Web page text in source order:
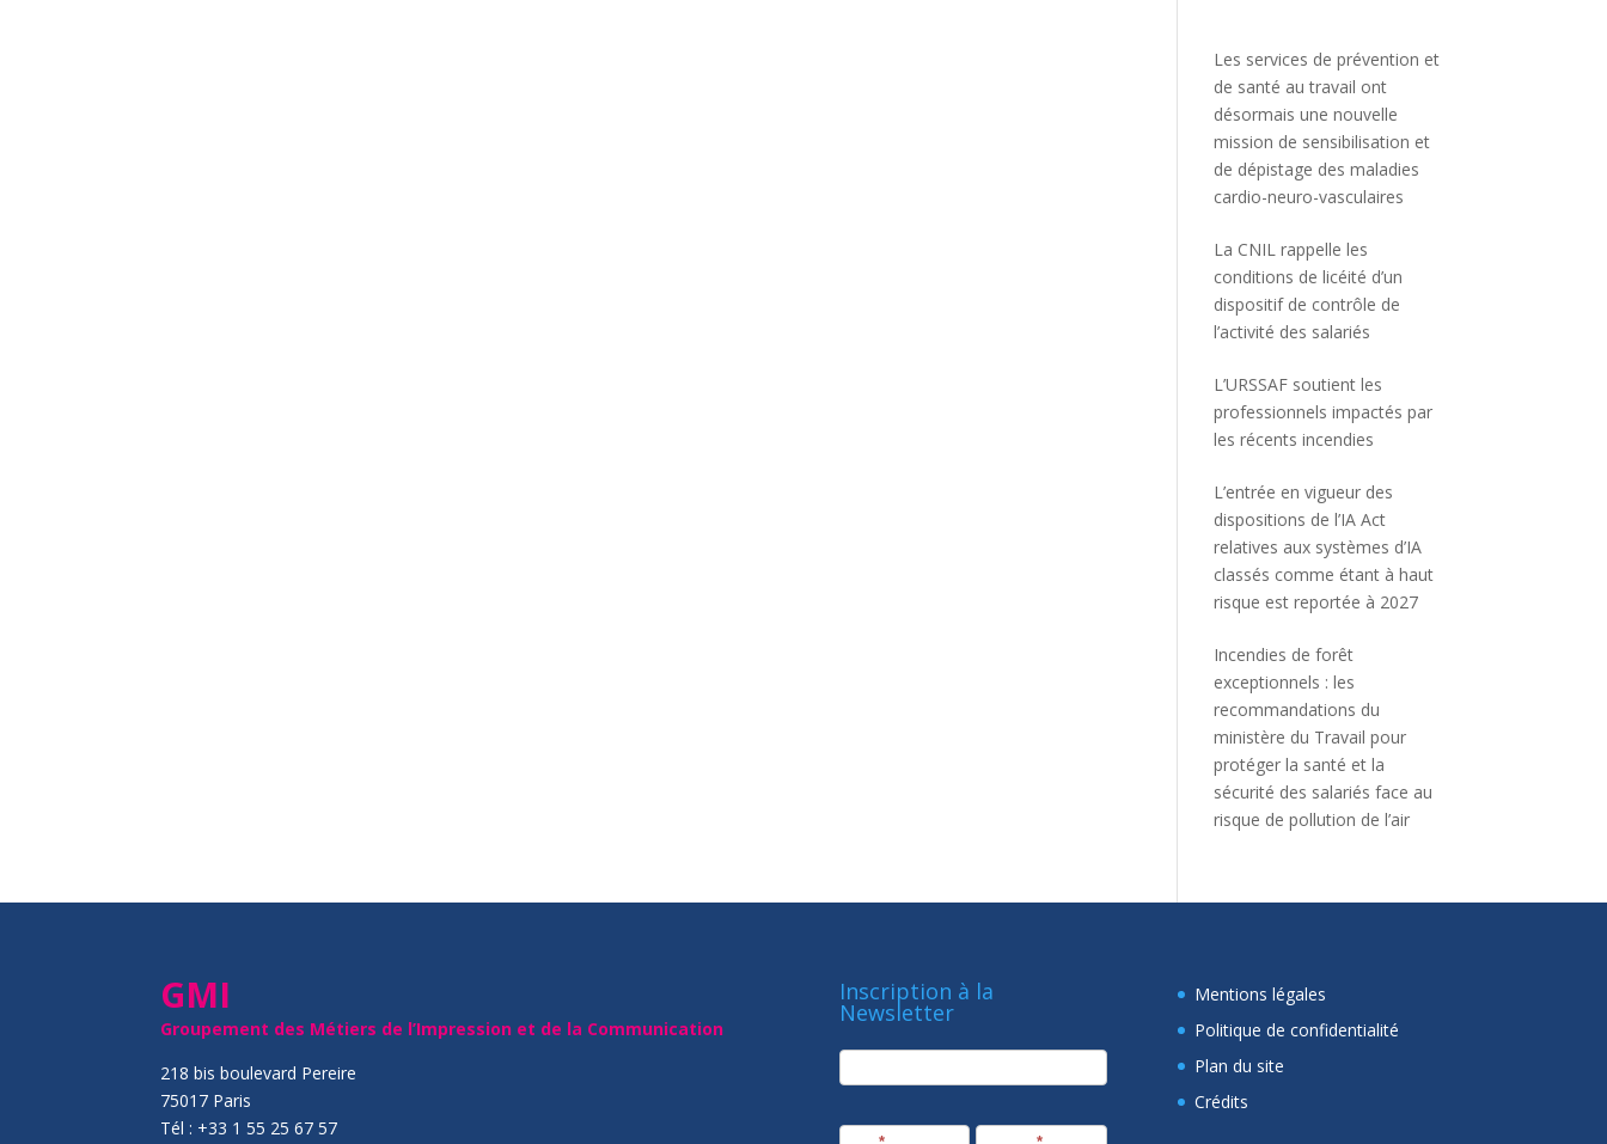
Les services de prévention et
de santé au travail ont
désormais une nouvelle
mission de sensibilisation et
de dépistage des maladies
cardio-neuro-vasculaires
La CNIL rappelle les
conditions de licéité d’un
dispositif de contrôle de
l’activité des salariés
L’URSSAF soutient les
professionnels impactés par
les récents incendies
L’entrée en vigueur des
dispositions de l’IA Act
relatives aux systèmes d’IA
classés comme étant à haut
risque est reportée à 2027
Incendies de forêt
exceptionnels : les
recommandations du
ministère du Travail pour
protéger la santé et la
sécurité des salariés face au
risque de pollution de l’air
GMI
Groupement des Métiers de l’Impression et de la Communication
218 bis boulevard Pereire
75017 Paris
Tél : +33 1 55 25 67 57
Inscription à la
Newsletter
newsletter
Mentions légales
Politique de confidentialité
Plan du site
Crédits